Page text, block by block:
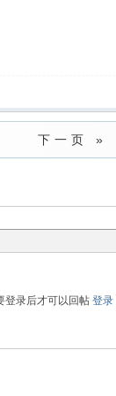
下一页 »
登录后才可以回帖 登录|